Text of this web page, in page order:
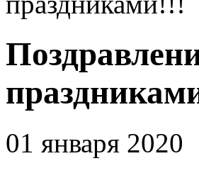
01 января 2020